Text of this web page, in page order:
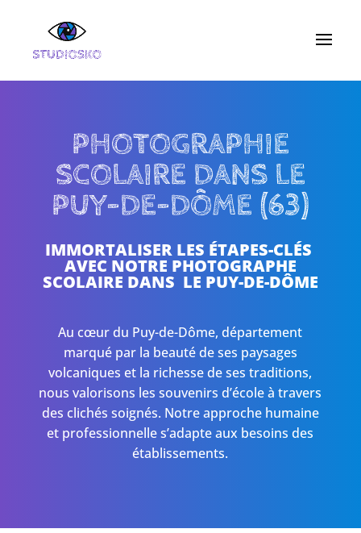
PHOTOGRAPHIE
SCOLAIRE DANS LE
PUY-DE-DÔME (63)
IMMORTALISER LES ÉTAPES-CLÉS
AVEC NOTRE PHOTOGRAPHE
SCOLAIRE DANS LE PUY-DE-DÔME
Au cœur du Puy-de-Dôme, département
marqué par la beauté de ses paysages
volcaniques et la richesse de ses traditions,
nous valorisons les souvenirs d’école à travers
des clichés soignés. Notre approche humaine
et professionnelle s’adapte aux besoins des
établissements.